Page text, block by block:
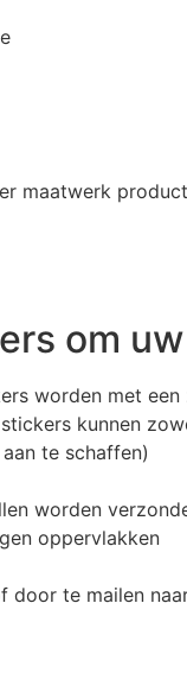
maatwerk
om
worden met
kunnen
te schaffen)
worden
oppervlakken
door te mailen